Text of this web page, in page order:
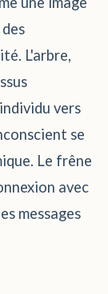
L'arbre,
vers
se
Le frêne
avec
messages